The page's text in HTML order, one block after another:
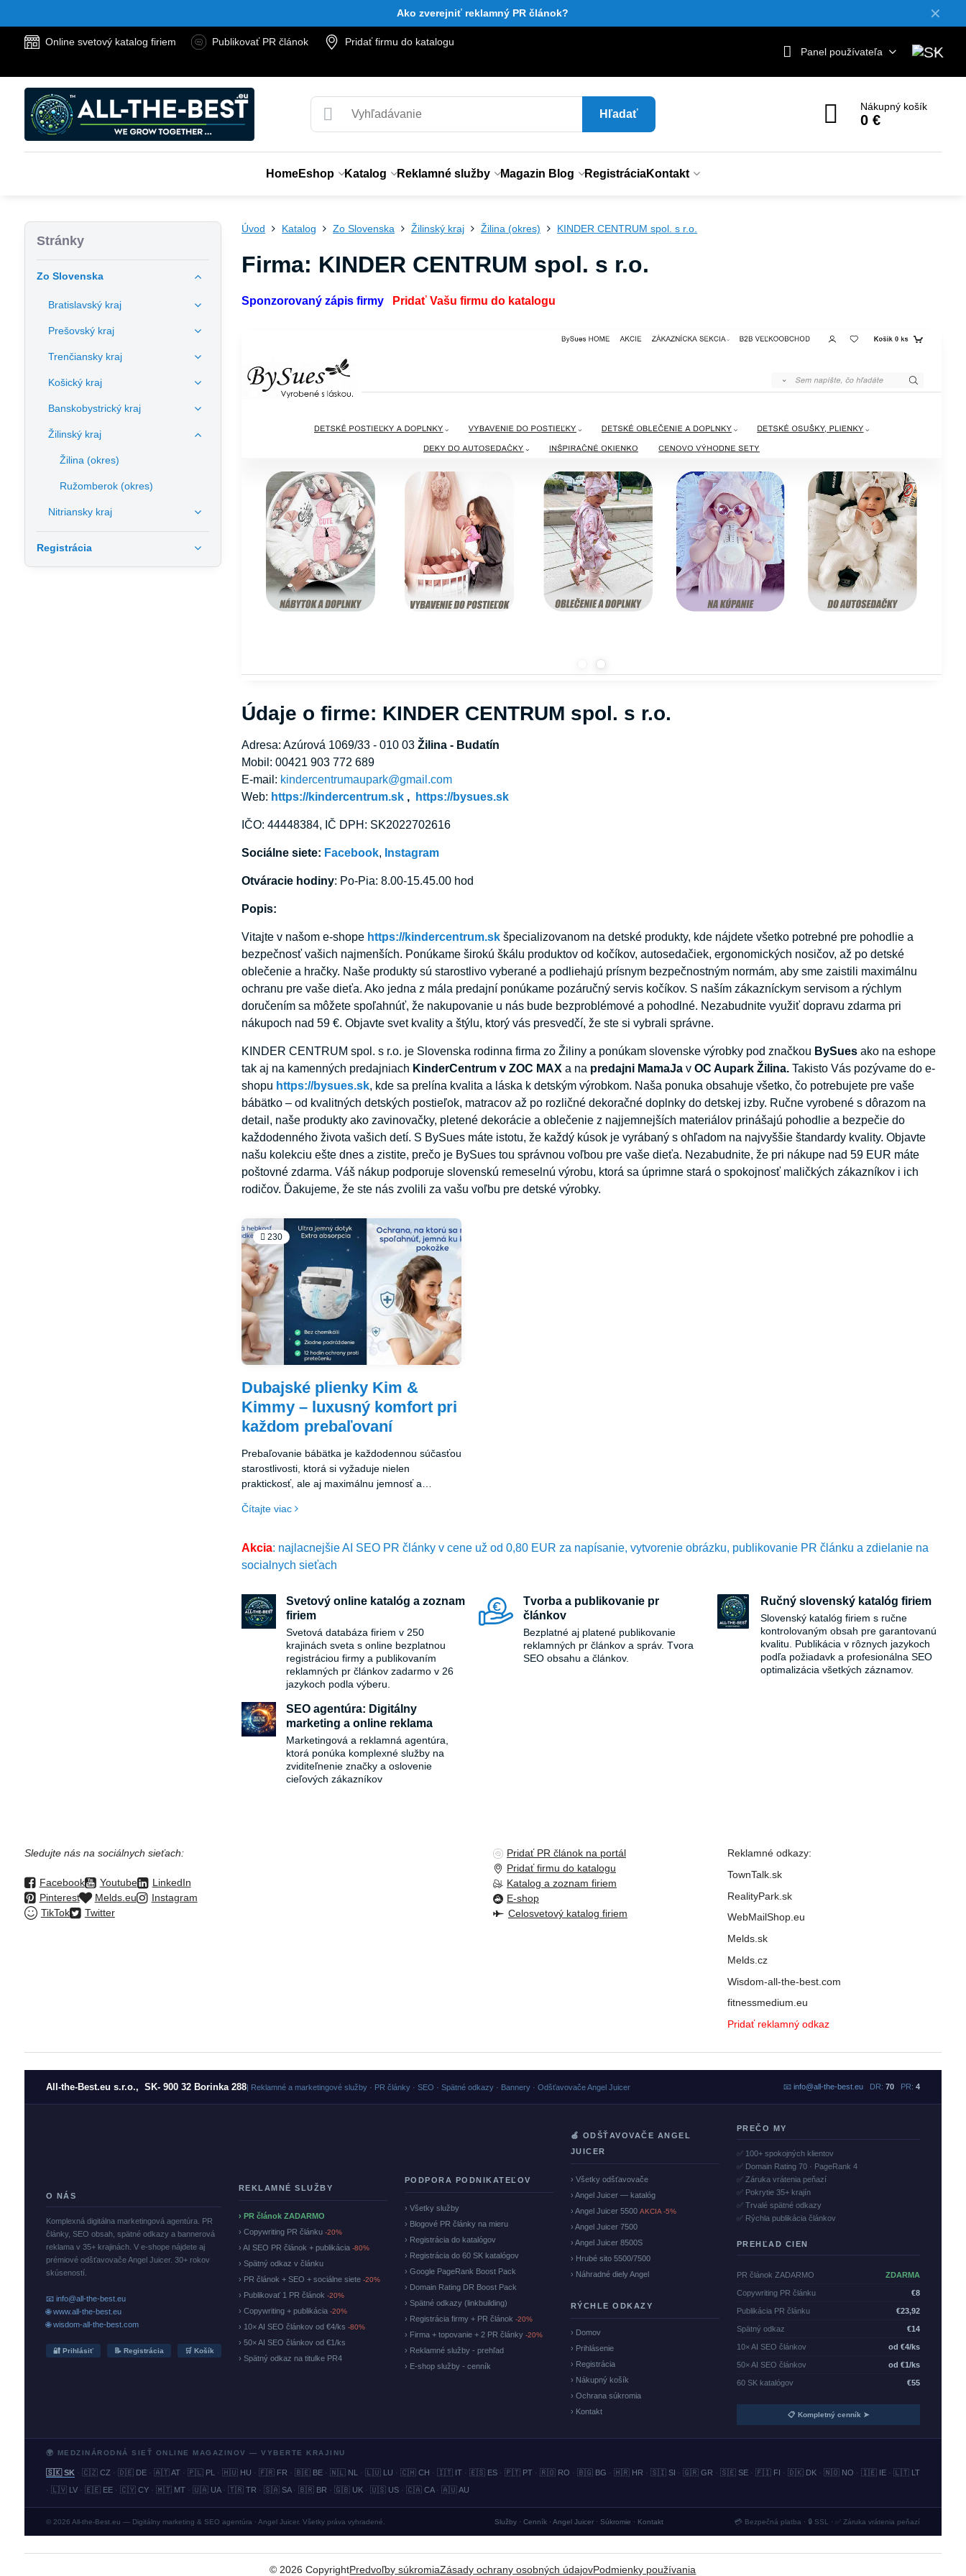
✕
Ako zverejniť reklamný PR článok?
Online svetový katalog firiem Publikovať PR článok
Pridať firmu do katalogu
Panel používateľa
Hľadať
Nákupný košík
0 €
HomeEshop Katalog Reklamné služby Magazin Blog RegistráciaKontakt
Úvod Katalog Zo Slovenska Žilinský kraj Žilina (okres) KINDER CENTRUM spol. s r.o.
Firma: KINDER CENTRUM spol. s r.o.
Sponzorovaný zápis firmy Pridať Vašu firmu do katalogu
Údaje o firme: KINDER CENTRUM spol. s r.o.
Adresa: Azúrová 1069/33 - 010 03Žilina - Budatín
Mobil: 00421 903 772 689
E-mail: kindercentrumaupark@gmail.com
Web: https://kindercentrum.sk , https://bysues.sk
IČO: 44448384, IČ DPH: SK2022702616
Sociálne siete: Facebook, Instagram
Otváracie hodiny: Po-Pia: 8.00-15.45.00 hod
Popis:
Vitajte v našom e-shope https://kindercentrum.sk špecializovanom na detské produkty, kde nájdete všetko potrebné pre pohodlie a
bezpečnosť vašich najmenších. Ponúkame širokú škálu produktov od kočíkov, autosedačiek, ergonomických nosičov, až po detské
oblečenie a hračky. Naše produkty sú starostlivo vyberané a podliehajú prísnym bezpečnostným normám, aby sme zaistili maximálnu
ochranu pre vaše dieťa. Ako jedna z mála predajní ponúkame pozáručný servis kočíkov. S naším zákazníckym servisom a rýchlym
doručením sa môžete spoľahnúť, že nakupovanie u nás bude bezproblémové a pohodlné. Nezabudnite využiť dopravu zdarma pri
nákupoch nad 59 €. Objavte svet kvality a štýlu, ktorý vás presvedčí, že ste si vybrali správne.
KINDER CENTRUM spol. s r.o. je Slovenska rodinna firma zo Žiliny a ponúkam slovenske výrobky pod značkou BySues ako na eshope
tak aj na kamenných predajniach KinderCentrum v ZOC MAX a na predajni MamaJa vOC Aupark Žilina.Takisto Vás pozývame do e-
shopu https://bysues.sk, kde sa prelína kvalita a láska k detským výrobkom. Naša ponuka obsahuje všetko, čo potrebujete pre vaše
bábätko – od kvalitných detských postieľok, matracov až po rozličné dekoračné doplnky do detskej izby. Ručne vyrobené s dôrazom na
detail, naše produkty ako zavinovačky, pletené dekorácie a oblečenie z najjemnejších materiálov prinášajú pohodlie a bezpečie do
každodenného života vašich detí. S BySues máte istotu, že každý kúsok je vyrábaný s ohľadom na najvyššie štandardy kvality. Objavte
našu kolekciu ešte dnes a zistite, prečo je BySues tou správnou voľbou pre vaše dieťa. Nezabudnite, že pri nákupe nad 59 EUR máte
poštovné zdarma. Váš nákup podporuje slovenskú remeselnú výrobu, ktorá sa úprimne stará o spokojnosť maličkých zákazníkov i ich
rodičov. Ďakujeme, že ste nás zvolili za vašu voľbu pre detské výrobky.
230
Dubajské plienky Kim &
Kimmy – luxusný komfort pri
každom prebaľovaní
Prebaľovanie bábätka je každodennou súčasťou
starostlivosti, ktorá si vyžaduje nielen
praktickosť, ale aj maximálnu jemnosť a
Čítajte viac
Akcia: najlacnejšie AI SEO PR články v cene už od 0,80 EUR za napísanie, vytvorenie obrázku, publikovanie PR článku a zdielanie na
socialnych sieťach
Svetový online katalóg a zoznam
firiem
Svetová databáza firiem v 250
krajinách sveta s online bezplatnou
registráciou firmy a publikovaním
reklamných pr článkov zadarmo v 26
jazykoch podla výberu.
Tvorba a publikovanie pr
článkov
Bezplatné aj platené publikovanie
reklamných pr článkov a správ. Tvora
SEO obsahu a článkov.
Ručný slovenský katalóg firiem
Slovenský katalóg firiem s ručne
kontrolovaným obsah pre garantovanú
kvalitu. Publikácia v rôznych jazykoch
podľa požiadavk a profesionálna SEO
optimalizácia všetkých záznamov.
SEO agentúra: Digitálny
marketing a online reklama
Marketingová a reklamná agentúra,
ktorá ponúka komplexné služby na
zviditeľnenie značky a oslovenie
cieľových zákazníkov
Stránky
Zo Slovenska
Bratislavský kraj
Prešovský kraj
Trenčiansky kraj
Košický kraj
Banskobystrický kraj
Žilinský kraj
Žilina (okres)
Ružomberok (okres)
Nitriansky kraj
Registrácia
Sledujte nás na sociálnych sieťach:
Facebook Youtube
LinkedIn
Pinterest
Melds.eu
Instagram
TikTok
Twitter
Pridať PR článok na portál
Pridať firmu do katalogu
Katalog a zoznam firiem
E-shop
Celosvetový katalog firiem
Reklamné odkazy:
TownTalk.sk
RealityPark.sk
WebMailShop.eu
Melds.sk
Melds.cz
Wisdom-all-the-best.com
fitnessmedium.eu
Pridať reklamný odkaz
All-the-Best.eu s.r.o., SK- 900 32 Borinka 288| Reklamné a marketingové služby · PR články · SEO · Spätné odkazy · Bannery · Odšťavovače Angel Juicer 📧 info@all-the-best.euDR: 70PR: 4
O NÁS
Komplexná digitálna marketingová agentúra. PR
články, SEO obsah, spätné odkazy a bannerová
reklama v 35+ krajinách. V e-shope nájdete aj
prémiové odšťavovače Angel Juicer. 30+ rokov
skúseností.
📧 info@all-the-best.eu
🌐 www.all-the-best.eu
🌐 wisdom-all-the-best.com
🔐 Prihlásiť 📝 Registrácia 🛒 Košík
REKLAMNÉ SLUŽBY
› PR článok ZADARMO
› Copywriting PR článku -20%
› AI SEO PR článok + publikácia -80%
› Spätný odkaz v článku
› PR článok + SEO + sociálne siete -20%
› Publikovať 1 PR článok -20%
› Copywriting + publikácia -20%
› 10× AI SEO článkov od €4/ks -80%
› 50× AI SEO článkov od €1/ks
› Spätný odkaz na titulke PR4
PODPORA PODNIKATEĽOV
› Všetky služby
› Blogové PR články na mieru
› Registrácia do katalógov
› Registrácia do 60 SK katalógov
› Google PageRank Boost Pack
› Domain Rating DR Boost Pack
› Spätné odkazy (linkbuilding)
› Registrácia firmy + PR článok -20%
› Firma + topovanie + 2 PR články -20%
› Reklamné služby - prehľad
› E-shop služby - cenník
🍏 ODŠŤAVOVAČE ANGEL
JUICER
› Všetky odšťavovače
› Angel Juicer — katalóg
› Angel Juicer 5500 AKCIA -5%
› Angel Juicer 7500
› Angel Juicer 8500S
› Hrubé sito 5500/7500
› Náhradné diely Angel
RÝCHLE ODKAZY
› Domov
› Prihlásenie
› Registrácia
› Nákupný košík
› Ochrana súkromia
› Kontakt
PREČO MY
✅ 100+ spokojných klientov
✅ Domain Rating 70 · PageRank 4
✅ Záruka vrátenia peňazí
✅ Pokrytie 35+ krajín
✅ Trvalé spätné odkazy
✅ Rýchla publikácia článkov
PREHĽAD CIEN
PR článok ZADARMO ZDARMA
Copywriting PR článku €8
Publikácia PR článku €23,92
Spätný odkaz €14
10× AI SEO článkov od €4/ks
50× AI SEO článkov od €1/ks
60 SK katalógov €55
📋 Kompletný cenník ➤
🌍 MEDZINÁRODNÁ SIEŤ ONLINE MAGAZINOV — VYBERTE KRAJINU
🇸🇰 SK · 🇨🇿 CZ · 🇩🇪 DE · 🇦🇹 AT · 🇵🇱 PL · 🇭🇺 HU · 🇫🇷 FR · 🇧🇪 BE · 🇳🇱 NL · 🇱🇺 LU · 🇨🇭 CH · 🇮🇹 IT · 🇪🇸 ES · 🇵🇹 PT · 🇷🇴 RO · 🇧🇬 BG · 🇭🇷 HR · 🇸🇮 SI · 🇬🇷 GR · 🇸🇪 SE · 🇫🇮 FI · 🇩🇰 DK · 🇳🇴 NO · 🇮🇪 IE · 🇱🇹 LT
· 🇱🇻 LV · 🇪🇪 EE · 🇨🇾 CY · 🇲🇹 MT · 🇺🇦 UA · 🇹🇷 TR · 🇸🇦 SA · 🇧🇷 BR · 🇬🇧 UK · 🇺🇸 US · 🇨🇦 CA · 🇦🇺 AU
© 2026 All-the-Best.eu — Digitálny marketing & SEO agentúra · Angel Juicer. Všetky práva vyhradené. Služby ·Cenník ·Angel Juicer ·Súkromie · Kontakt 💳 Bezpečná platba · 🔒 SSL · ✅ Záruka vrátenia peňazí
© 2026 CopyrightPredvoľby súkromiaZásady ochrany osobných údajovPodmienky používania